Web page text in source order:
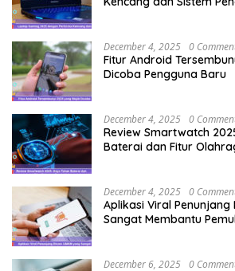
December 4, 2025 0
Fitur Android
Dicoba Pengguna Baru
December 4, 2025 0
Review Smartwatch
Baterai dan Fitur
December 4, 2025 0
Aplikasi Viral Penunjang
Sangat Membantu
December 6, 2025 0